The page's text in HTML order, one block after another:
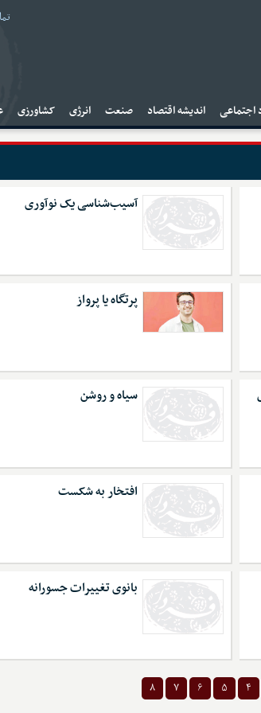
اجتماعی اندیشه اقتصاد صنعت انرژی کشاورزی
آسیب‌شناسی یک نوآوری
پرتگاه یا پرواز
سیاه و روشن
افتخار به شکست
بانوی تغییرات جسورانه
۴ ۵ ۶ ۷ ۸